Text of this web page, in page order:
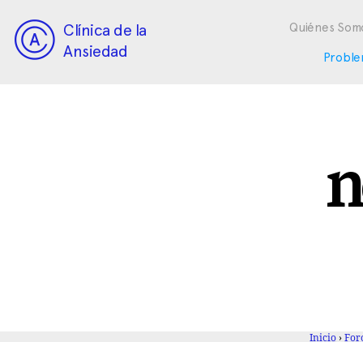
Clínica de la
Ansiedad
Quiénes
Inicio ›